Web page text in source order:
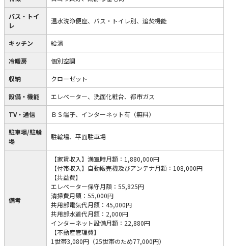
バス・トイ
レ
温水洗浄便座、バス・トイレ別、追焚機能
キッチン 給湯
冷暖房 個別空調
収納 クローゼット
設備・機能 エレベーター、洗面化粧台、都市ガス
TV・通信 ＢＳ端子、インターネット有（無料）
駐車場/駐輪
場
駐輪場、平面駐車場
備考
【家賃収入】満室時月額：1,880,000円
【付帯収入】自動販売機及びアンテナ月額：108,000円
【共益費】
エレベーター保守月額：55,825円
清掃費月額：55,000円
共用部電気代月額：45,000円
共用部水道代月額：2,000円
インターネット設備月額：22,880円
【不動産管理費】
1世帯3,080円（25世帯のため77,000円）